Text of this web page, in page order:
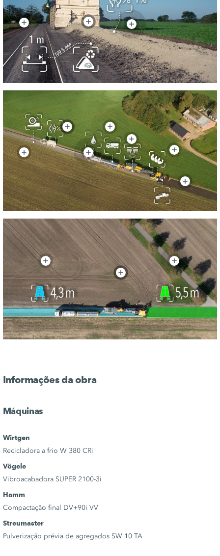
Informações da obra
Máquinas
Wirtgen
Recicladora a frio W 380 CRi
Vögele
Vibroacabadora SUPER 2100-3i
Hamm
Compactação final DV+90i VV
Streumaster
Pulverização prévia de agregados SW 10 TA